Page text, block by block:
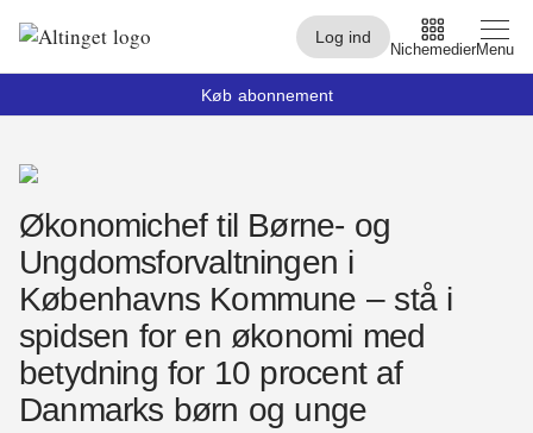
Log ind
Nichemedier
Arktis
By og Bolig
Børn
Christiansborg
Civilsamfund
Menu
Køb abonnement
Økonomichef til Børne- og
Ungdomsforvaltningen i
Københavns Kommune – stå i
spidsen for en økonomi med
betydning for 10 procent af
Danmarks børn og unge